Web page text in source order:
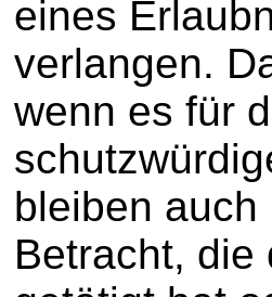
eines
verlangen.
wenn es für
bleiben
Betracht, die